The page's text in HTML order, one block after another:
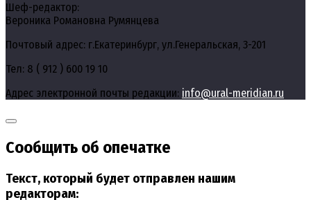
Шеф-редактор:
Вероника Романовна Румянцева
Почтовый адрес: г.Екатеринбург, ул.Генеральская, 3-201
Тел: 8 ( 912 ) 600 19 10
Адрес электронной почты редакции: info@ural-meridian.ru
Сообщить об опечатке
Текст, который будет отправлен нашим
редакторам: